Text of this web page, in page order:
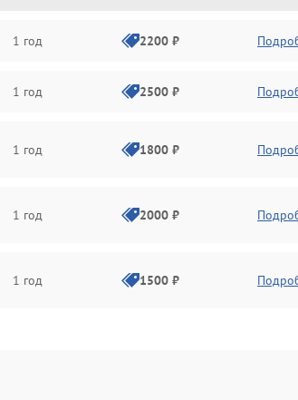
1 год 2200 ₽
1 год 2500 ₽
1 год 1800 ₽
1 год 2000 ₽
1 год 1500 ₽